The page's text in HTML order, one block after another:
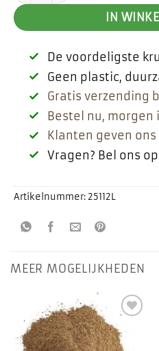
IN
De voordeligste
Geen plastic,
Gratis verzending
Bestel nu, morgen
Klanten geven ons
Vragen? Bel ons op
Artikelnummer:25112L
MEER MOGELIJKHEDEN
Toevoegen
aan
favorieten